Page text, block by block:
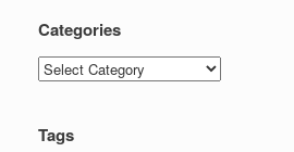
Categories
Categories
Tags